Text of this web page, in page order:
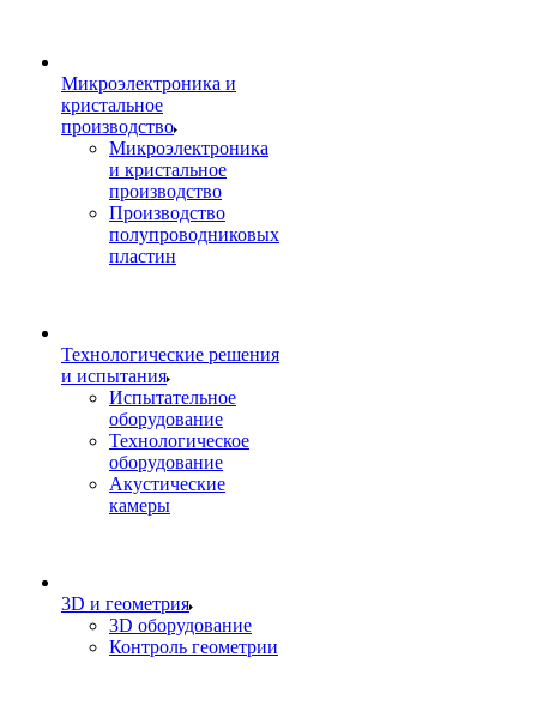
Микроэлектроника и
кристальное
производство
Микроэлектроника
и кристальное
производство
Производство
полупроводниковых
пластин
Технологические решения
и испытания
Испытательное
оборудование
Технологическое
оборудование
Акустические
камеры
3D и геометрия
3D оборудование
Контроль геометрии